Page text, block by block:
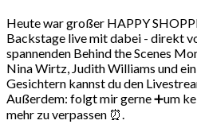
Heute war großer HAPPY
Backstage live mit dabei - direkt
spannenden Behind the Scenes
Nina Wirtz, Judith Williams und
Gesichtern kannst du den
Außerdem: folgt mir gerne ➕um
mehr zu verpassen ⏰.